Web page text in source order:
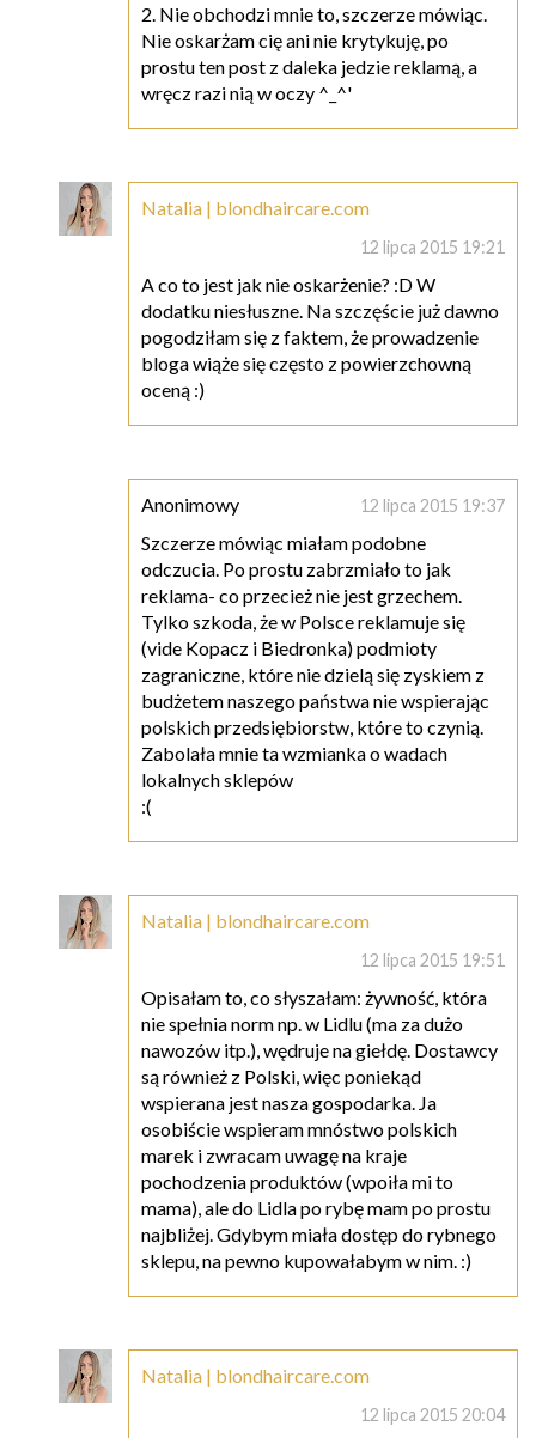
2. Nie obchodzi mnie to, szczerze mówiąc.
Nie oskarżam cię ani nie krytykuję, po
prostu ten post z daleka jedzie reklamą, a
wręcz razi nią w oczy ^_^'
Natalia | blondhaircare.com
12 lipca 2015 19:21
A co to jest jak nie oskarżenie? :D W
dodatku niesłuszne. Na szczęście już dawno
pogodziłam się z faktem, że prowadzenie
bloga wiąże się często z powierzchowną
oceną :)
Anonimowy 12 lipca 2015 19:37
Szczerze mówiąc miałam podobne
odczucia. Po prostu zabrzmiało to jak
reklama- co przecież nie jest grzechem.
Tylko szkoda, że w Polsce reklamuje się
(vide Kopacz i Biedronka) podmioty
zagraniczne, które nie dzielą się zyskiem z
budżetem naszego państwa nie wspierając
polskich przedsiębiorstw, które to czynią.
Zabolała mnie ta wzmianka o wadach
lokalnych sklepów
:(
Natalia | blondhaircare.com
12 lipca 2015 19:51
Opisałam to, co słyszałam: żywność, która
nie spełnia norm np. w Lidlu (ma za dużo
nawozów itp.), wędruje na giełdę. Dostawcy
są również z Polski, więc poniekąd
wspierana jest nasza gospodarka. Ja
osobiście wspieram mnóstwo polskich
marek i zwracam uwagę na kraje
pochodzenia produktów (wpoiła mi to
mama), ale do Lidla po rybę mam po prostu
najbliżej. Gdybym miała dostęp do rybnego
sklepu, na pewno kupowałabym w nim. :)
Natalia | blondhaircare.com
12 lipca 2015 20:04